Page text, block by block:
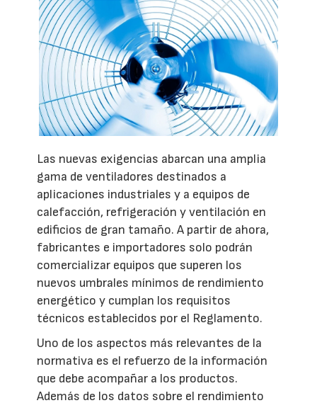
Las nuevas exigencias abarcan una amplia
gama de ventiladores destinados a
aplicaciones industriales y a equipos de
calefacción, refrigeración y ventilación en
edificios de gran tamaño. A partir de ahora,
fabricantes e importadores solo podrán
comercializar equipos que superen los
nuevos umbrales mínimos de rendimiento
energético y cumplan los requisitos
técnicos establecidos por el Reglamento.
Uno de los aspectos más relevantes de la
normativa es el refuerzo de la información
que debe acompañar a los productos.
Además de los datos sobre el rendimiento